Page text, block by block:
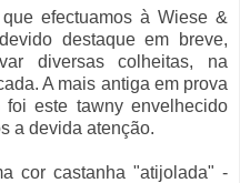
efectuamos à Wiese &
destaque em breve,
diversas colheitas, na
A mais antiga em prova
este tawny envelhecido
a devida atenção.
cor castanha "atijolada" -